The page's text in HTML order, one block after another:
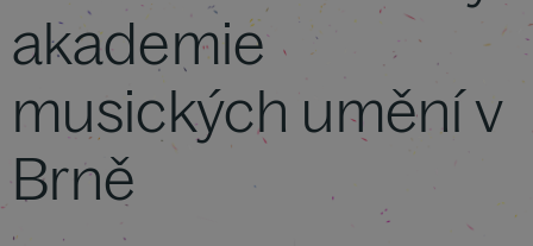
akademie
musických umění v
Brně